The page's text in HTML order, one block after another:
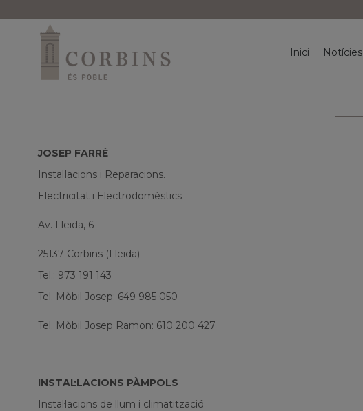
Inici Notícies
JOSEP FARRÉ
Instal·lacions i Reparacions.
Electricitat i Electrodomèstics.
Av. Lleida, 6
25137 Corbins (Lleida)
Tel.: 973 191 143
Tel. Mòbil Josep: 649 985 050
Tel. Mòbil Josep Ramon: 610 200 427
INSTAL·LACIONS PÀMPOLS
Instal·lacions de llum i climatització